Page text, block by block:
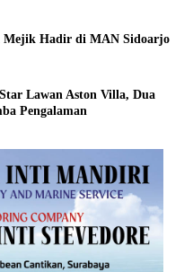
Hadir di MAN Sidoarjo
Lawan Aston Villa, Dua
Pengalaman